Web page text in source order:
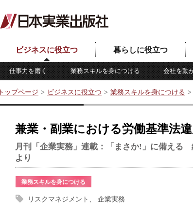
ビジネスに役立つ
仕事力を磨く 業務スキルを身につける 会社を動
暮らしに役立つ
トップページ ビジネスに役立つ 業務スキルを身につける
兼業・副業における労働基準法
月刊「企業実務」連載：「まさか!」に備え
より
業務スキルを身につける
リスクマネジメント 企業実務